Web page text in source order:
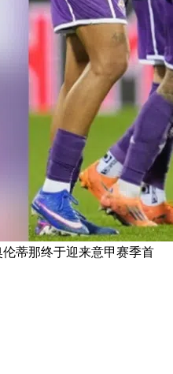
蒂那终于迎来意甲赛季首